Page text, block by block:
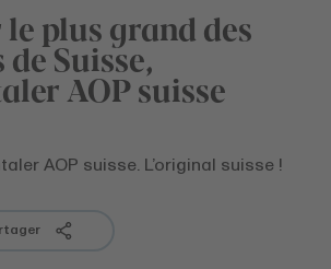
plus grand des
Suisse,
AOP suisse
AOP suisse. L’original suisse !